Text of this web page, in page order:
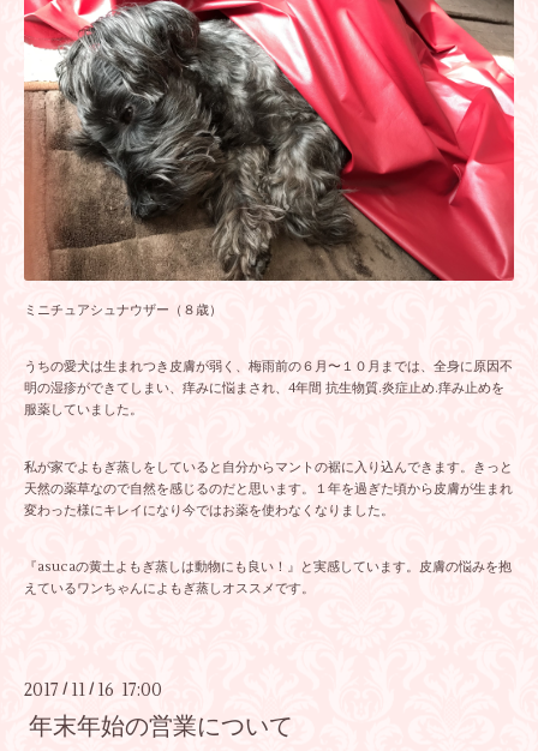
ミニチュアシュナウザー（８歳）
うちの愛犬は生まれつき皮膚が弱く、梅雨前の６月〜１０月までは、全身に原因不
明の湿疹ができてしまい、痒みに悩まされ、4年間 抗生物質.炎症止め.痒み止めを
服薬していました。
私が家でよもぎ蒸しをしていると自分からマントの裾に入り込んできます。きっと
天然の薬草なので自然を感じるのだと思います。１年を過ぎた頃から皮膚が生まれ
変わった様にキレイになり今ではお薬を使わなくなりました。
『asucaの黄土よもぎ蒸しは動物にも良い！』と実感しています。皮膚の悩みを抱
えているワンちゃんによもぎ蒸しオススメです。
2017 / 11 / 16 17:00
年末年始の営業について